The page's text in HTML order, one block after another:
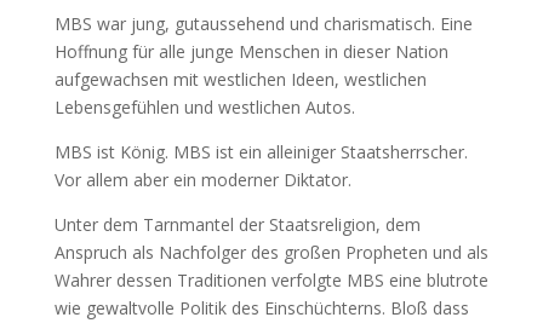
MBS war jung, gutaussehend und charismatisch. Eine
Hoffnung für alle junge Menschen in dieser Nation
aufgewachsen mit westlichen Ideen, westlichen
Lebensgefühlen und westlichen Autos.
MBS ist König. MBS ist ein alleiniger Staatsherrscher.
Vor allem aber ein moderner Diktator.
Unter dem Tarnmantel der Staatsreligion, dem
Anspruch als Nachfolger des großen Propheten und als
Wahrer dessen Traditionen verfolgte MBS eine blutrote
wie gewaltvolle Politik des Einschüchterns. Bloß dass